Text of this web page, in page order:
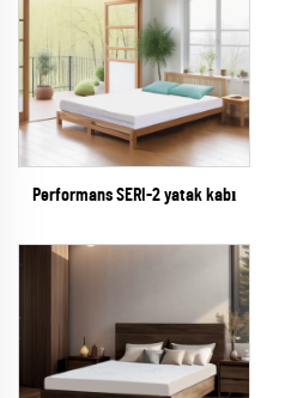
Performans SERI-2 yatak kabı